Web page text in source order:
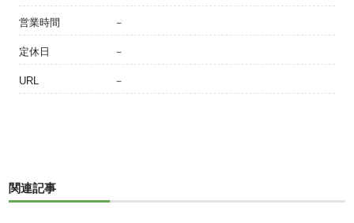
営業時間 －
定休日 －
URL －
関連記事